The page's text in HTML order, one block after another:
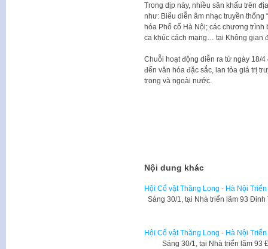
Trong dịp này, nhiều sân khấu trên
như: Biểu diễn âm nhạc truyền thống
hóa Phố cổ Hà Nội; các chương
ca khúc cách mạng… tại Không gian
Chuỗi hoạt động diễn ra từ ngày 18/
đến văn hóa đặc sắc, lan tỏa giá trị
trong và ngoài nước.
Nội dung khác
Hội Cổ vật Thăng Long - Hà Nội
Sáng 30/1, tại Nhà triển lãm 93
Hội Cổ vật Thăng Long - Hà Nội
Sáng 30/1, tại Nhà triển lãm 93